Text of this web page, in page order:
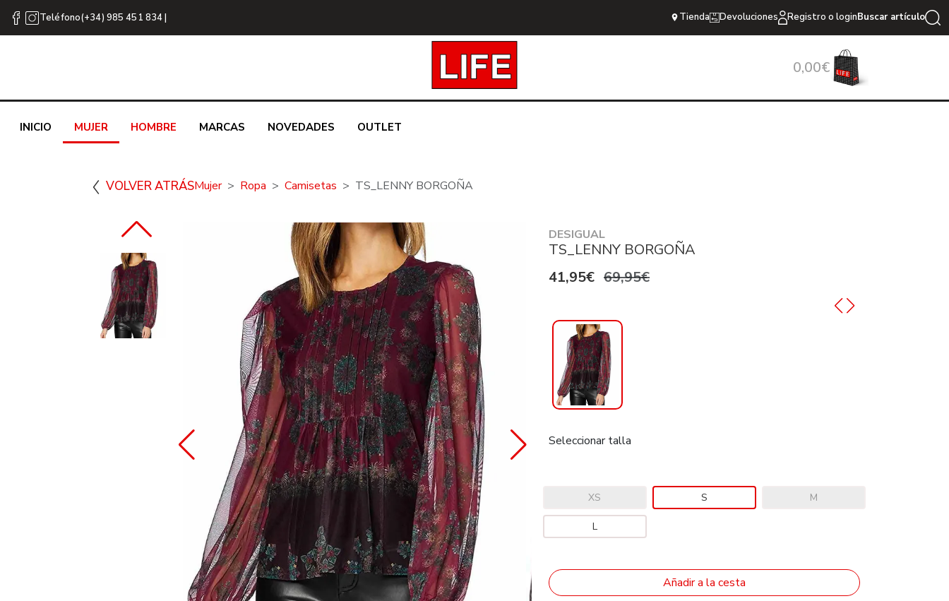
Teléfono(+34) 985 451 834 | Tienda Devoluciones Registro o loginBuscar artículo
0,00€
INICIO MUJER HOMBRE MARCAS NOVEDADES OUTLET
VOLVER ATRÁSMujer Ropa Camisetas TS_LENNY BORGOÑA
DESIGUAL
TS_LENNY BORGOÑA
41,95€ 69,95€
Seleccionar talla
XS S M
L